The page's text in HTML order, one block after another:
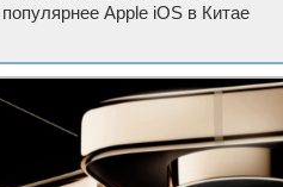
популярнее Apple iOS в Китае